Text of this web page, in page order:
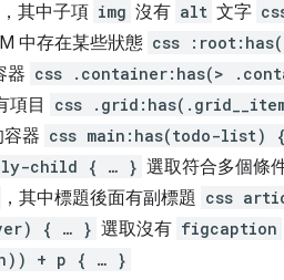
，其中子項 img 沒有 alt 文字
中存在某些狀態 css
器 css .container:has(>
項目 css
容器 css main:has(todo-
child { … } 選取符合多個條
，其中標題後面有副標題 css
{ … } 選取沒有 figcaption
+ p { … }